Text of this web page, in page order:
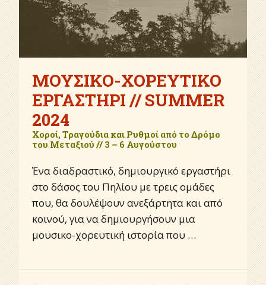
ΜΟΥΣΙΚΟ-ΧΟΡΕΥΤΙΚΟ
ΕΡΓΑΣΤΗΡΙ // SUMMER
2024
Χοροί, Τραγούδια και Ρυθμοί από το Δρόμο
του Μεταξιού // 3 – 6 Αυγούστου
Ένα διαδραστικό, δημιουργικό εργαστήρι
στο δάσος του Πηλίου με τρεις ομάδες
που, θα δουλέψουν ανεξάρτητα και από
κοινού, για να δημιουργήσουν μια
μουσικο-χορευτική ιστορία που …